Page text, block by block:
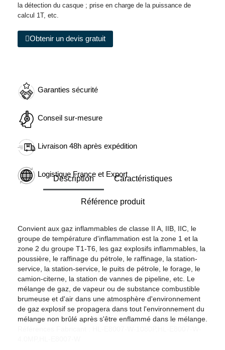
la détection du casque ; prise en charge de la puissance de
calcul 1T, etc.
Obtenir un devis gratuit
Garanties sécurité
Conseil sur-mesure
Livraison 48h après expédition
Logistique France et Export
Description Caractéristiques
Référence produit
Convient aux gaz inflammables de classe II A, IIB, IIC, le
groupe de température d'inflammation est la zone 1 et la
zone 2 du groupe T1-T6, les gaz explosifs inflammables, la
poussière, le raffinage du pétrole, le raffinage, la station-
service, la station-service, le puits de pétrole, le forage, le
camion-citerne, la station de vannes de pipeline, etc. Le
mélange de gaz, de vapeur ou de substance combustible
brumeuse et d'air dans une atmosphère d'environnement
de gaz explosif se propagera dans tout l'environnement du
mélange non brûlé après s'être enflammé dans le mélange.